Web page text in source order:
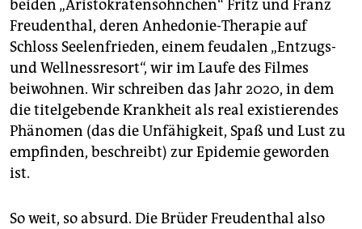
beiden „Aristokratensöhnchen“ Fritz und Franz
Freudenthal, deren Anhedonie-Therapie auf
Schloss Seelenfrieden, einem feudalen „Entzugs-
und Wellnessresort“, wir im Laufe des Filmes
beiwohnen. Wir schreiben das Jahr 2020, in dem
die titelgebende Krankheit als real existierendes
Phänomen (das die Unfähigkeit, Spaß und Lust zu
empfinden, beschreibt) zur Epidemie geworden
ist.
So weit, so absurd. Die Brüder Freudenthal also